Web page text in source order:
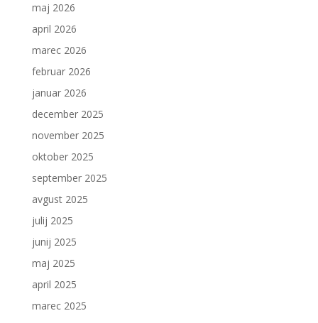
maj 2026
april 2026
marec 2026
februar 2026
januar 2026
december 2025
november 2025
oktober 2025
september 2025
avgust 2025
julij 2025
junij 2025
maj 2025
april 2025
marec 2025